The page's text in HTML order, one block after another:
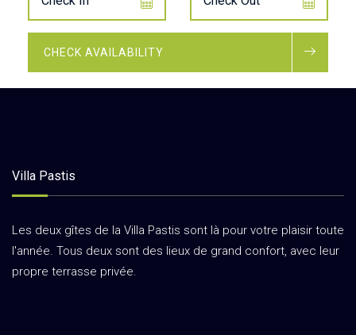
CHECK AVAILABILITY
Villa Pastis
Les deux gîtes de la Villa Pastis sont là pour votre plaisir toute
l'année. Tous deux sont des lieux de grand confort, avec leur
propre terrasse privée.